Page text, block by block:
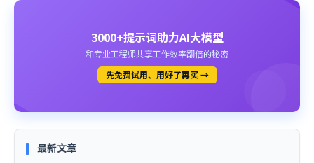
3000+提示词助力AI大模型
和专业工程师共享工作效率翻倍的秘密
先免费试用、用好了再买 →
最新文章